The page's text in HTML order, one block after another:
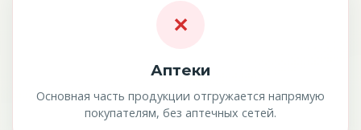
✕
Аптеки
Основная часть продукции отгружается напрямую
покупателям, без аптечных сетей.